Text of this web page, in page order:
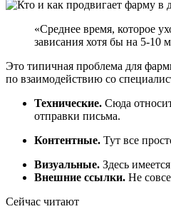
«Среднее время, которое
зависания хотя бы на 5-10
Это типичная проблема для
по взаимодействию со
Технические. Сюда
отправки письма.
Контентные. Тут все
Визуальные. Здесь
Внешние ссылки. Не
Сейчас читают